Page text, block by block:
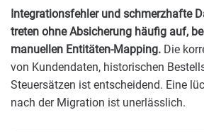
Integrationsfehler und schmerzhafte
treten ohne Absicherung häufig auf,
manuellen Entitäten-Mapping. Die
von Kundendaten, historischen
Steuersätzen ist entscheidend. Eine
nach der Migration ist unerlässlich.